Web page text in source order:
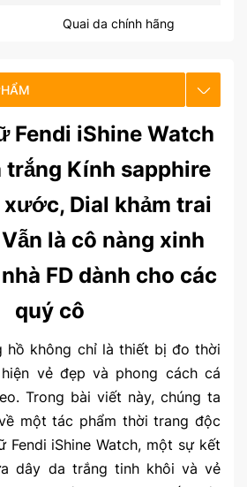
Quai da chính hãng
Fendi iShine Watch
trắng Kính sapphire
Dial khảm trai
là cô nàng xinh
FD dành cho các
quý cô
hồ không chỉ là thiết bị đo thời
vẻ đẹp và phong cách cá
Trong bài viết này, chúng ta
một tác phẩm thời trang độc
iShine Watch, một sự kết
dây da trắng tinh khôi và vẻ